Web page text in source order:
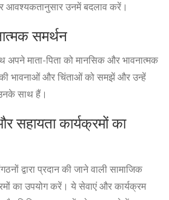
आवश्यकतानुसार उनमें बदलाव करें।
समर्थन
अपने माता-पिता को मानसिक और भावनात्मक
भावनाओं और चिंताओं को समझें और उन्हें
साथ हैं।
सहायता कार्यक्रमों का
द्वारा प्रदान की जाने वाली सामाजिक
का उपयोग करें। ये सेवाएं और कार्यक्रम